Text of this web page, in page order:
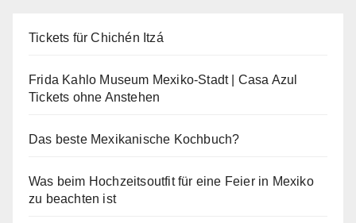
Tickets für Chichén Itzá
Frida Kahlo Museum Mexiko-Stadt | Casa Azul
Tickets ohne Anstehen
Das beste Mexikanische Kochbuch?
Was beim Hochzeitsoutfit für eine Feier in Mexiko
zu beachten ist